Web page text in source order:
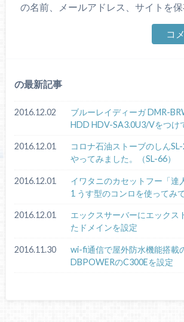
の名前、メールアドレス、サイトを保
の最新記事
2016.12.02
ブルーレイディーガ DMR-
HDD HDV-SA3.0U3/Vをつけ
2016.12.01
コロナ石油ストーブのしん
やってみました。（SL-66）
2016.12.01
イワタニのカセットフー「達
1 うす型のコンロを使ってみ
2016.12.01
エックスサーバーにエックス
たドメインを設定
2016.11.30
wi-fi通信で屋外防水機能搭載
DBPOWERのC300Eを設定